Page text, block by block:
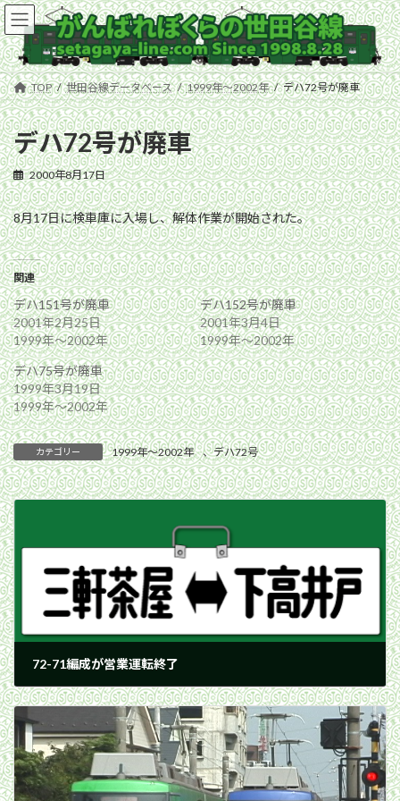
コ
ン
テ
ン
ツ
へ
ス
キ
ッ
プ
ナ
ビ
ゲ
ー
シ
ョ
ン
に
移
動
TOP 世田谷線データベース 1999年〜2002年 デハ72号が廃車
デハ72号が廃車
2000年8月17日
8月17日に検車庫に入場し、解体作業が開始された。
関連
デハ151号が廃車
2001年2月25日
1999年〜2002年
デハ152号が廃車
2001年3月4日
1999年〜2002年
デハ75号が廃車
1999年3月19日
1999年〜2002年
カテゴリー 1999年〜2002年 、デハ72号
72-71編成が営業運転終了
2000年8月16日